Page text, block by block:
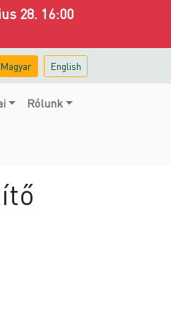
28. 16:00
Magyar English
Rólunk